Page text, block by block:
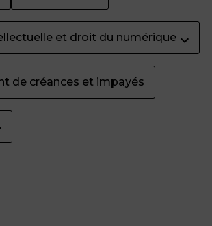
et droit du numérique
de créances et impayés